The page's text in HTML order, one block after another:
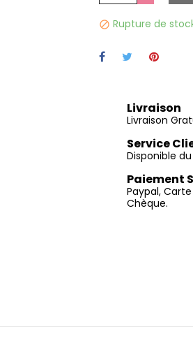
 Rupture de
Livraison
Livraison
Service
Disponible
Paiement
Paypal,
Chèque.